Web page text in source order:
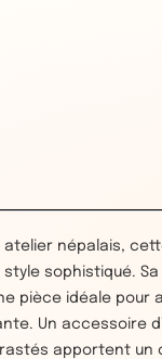
népalais,
sophistiqué.
pièce idéale pour
Un accessoire
apportent un